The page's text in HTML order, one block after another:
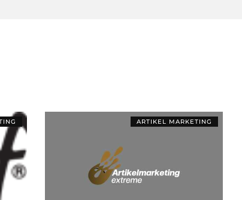
ARTIKEL MARKETING